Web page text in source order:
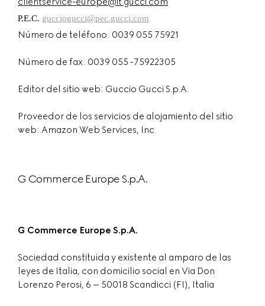
P.E.C. gucciogucci@pec.gucci.com
Número de teléfono: 0039 055 75921
Número de fax: 0039 055 -75922305
Editor del sitio web: Guccio Gucci S.p.A.
Proveedor de los servicios de alojamiento del sitio
web: Amazon Web Services, Inc.
G Commerce Europe S.p.A.
G Commerce Europe S.p.A.
Sociedad constituida y existente al amparo de las
leyes de Italia, con domicilio social en Via Don
Lorenzo Perosi, 6 – 50018 Scandicci (FI), Italia